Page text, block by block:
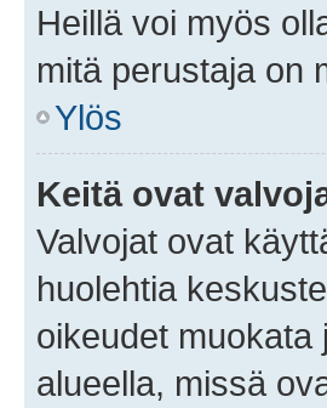
Heillä voi myös
mitä perustaja on
Ylös
Keitä ovat
Valvojat ovat
huolehtia
oikeudet muokata
alueella, missä